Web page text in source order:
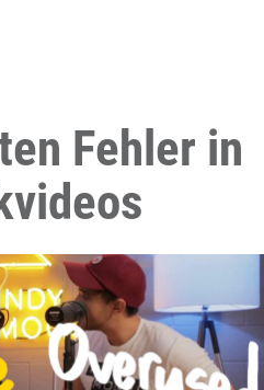
Fehler in